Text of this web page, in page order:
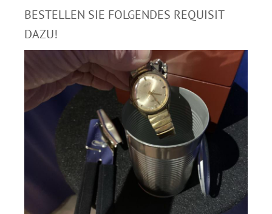
BESTELLEN SIE FOLGENDES REQUISIT
DAZU!